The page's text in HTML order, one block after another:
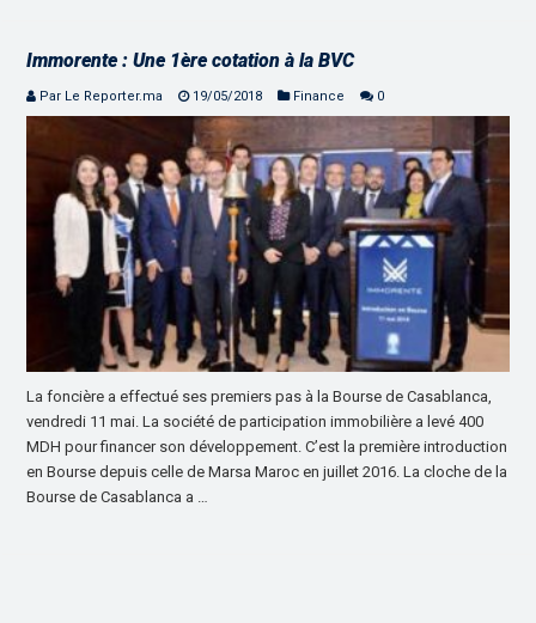
Immorente : Une 1ère cotation à la BVC
Par Le Reporter.ma 19/05/2018 Finance 0
La foncière a effectué ses premiers pas à la Bourse de Casablanca,
vendredi 11 mai. La société de participation immobilière a levé 400
MDH pour financer son développement. C’est la première introduction
en Bourse depuis celle de Marsa Maroc en juillet 2016. La cloche de la
Bourse de Casablanca a …